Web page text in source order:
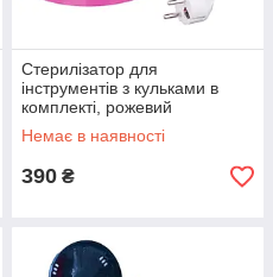
Стерилізатор для
інструментів з кульками в
комплекті, рожевий
Немає в наявності
390 ₴